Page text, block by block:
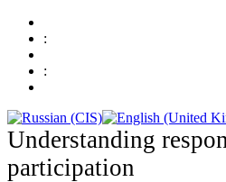
:
:
Understanding
participation